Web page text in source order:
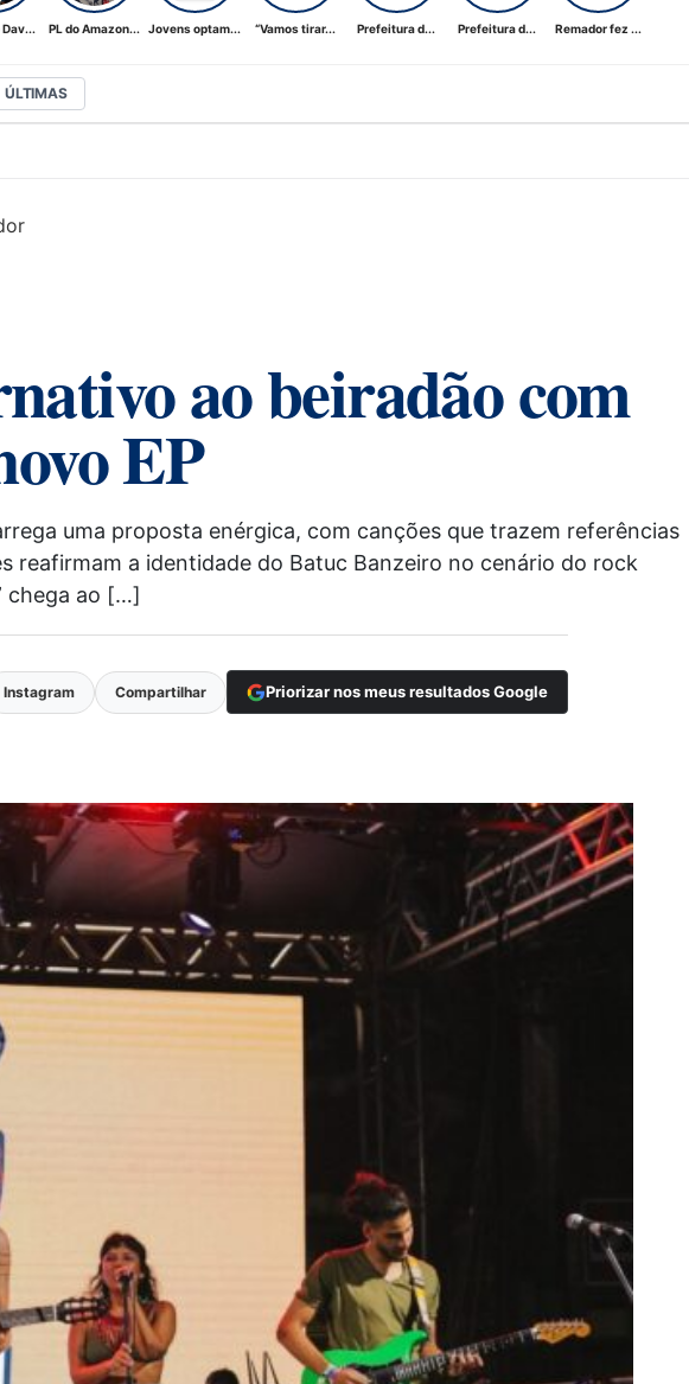
Dav... PL do Amazon... Jovens optam... “Vamos tirar... Prefeitura d... Prefeitura d... Remador fez ...
ÚLTIMAS
ao beiradão com
EP
uma proposta enérgica, com canções que trazem referências
reafirmam a identidade do Batuc Banzeiro no cenário do rock
chega ao […]
Instagram Compartilhar Priorizar nos meus resultados Google